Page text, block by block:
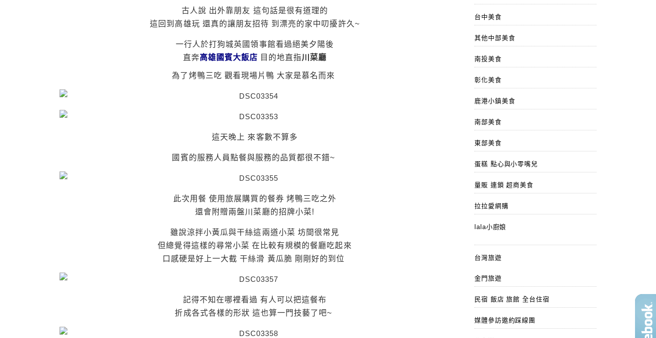
古人說 出外靠朋友 這句話是很有道理的
這回到高雄玩 還真的讓朋友招待 到漂亮的家中叨擾許久~
一行人於打狗城英國領事館看過絕美夕陽後
直奔高雄國賓大飯店 目的地直指川菜廳
為了烤鴨三吃 觀看現場片鴨 大家是慕名而來
這天晚上 來客數不算多
國賓的服務人員點餐與服務的品質都很不錯~
此次用餐 使用旅展購買的餐券 烤鴨三吃之外
還會附贈兩盤川菜廳的招牌小菜!
雖說涼拌小黃瓜與干絲這兩道小菜 坊間很常見
但總覺得這樣的尋常小菜 在比較有規模的餐廳吃起來
口感硬是好上一大截 干絲滑 黃瓜脆 剛剛好的到位
記得不知在哪裡看過 有人可以把這餐布
折成各式各樣的形狀 這也算一門技藝了吧~
台中美食
其他中部美食
南投美食
彰化美食
鹿港小鎮美食
南部美食
東部美食
蛋糕 點心與小零嘴兒
量販 連鎖 超商美食
拉拉愛網購
lala小廚娘
台灣旅遊
金門旅遊
民宿 飯店 旅館 全台住宿
媒體參訪邀約踩線團